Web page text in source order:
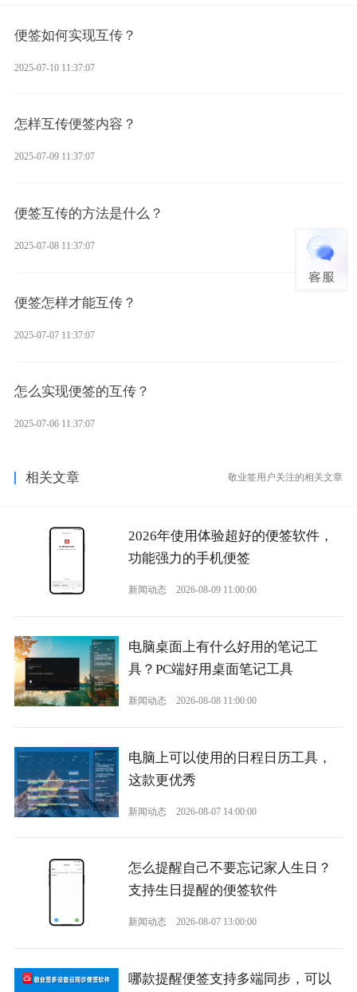
便签如何实现互传？
2025-07-10 11:37:07
怎样互传便签内容？
2025-07-09 11:37:07
便签互传的方法是什么？
2025-07-08 11:37:07
便签怎样才能互传？
2025-07-07 11:37:07
怎么实现便签的互传？
2025-07-06 11:37:07
相关文章 敬业签用户关注的相关文章
2026年使用体验超好的便签软件，
功能强力的手机便签
新闻动态 2026-08-09 11:00:00
电脑桌面上有什么好用的笔记工
具？PC端好用桌面笔记工具
新闻动态 2026-08-08 11:00:00
电脑上可以使用的日程日历工具，
这款更优秀
新闻动态 2026-08-07 14:00:00
怎么提醒自己不要忘记家人生日？
支持生日提醒的便签软件
新闻动态 2026-08-07 13:00:00
哪款提醒便签支持多端同步，可以